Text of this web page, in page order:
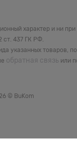
характер и ни
ст. 437 ГК РФ.
указанных товаров,
обратная связь или
© BuKom